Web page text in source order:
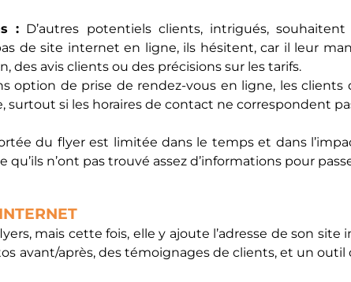
: D’autres potentiels clients, intrigués,
de site internet en ligne, ils hésitent, car il leur
des avis clients ou des précisions sur les tarifs.
option de prise de rendez-vous en ligne, les
surtout si les horaires de contact ne correspondent
du flyer est limitée dans le temps et dans
n’ont pas trouvé assez d’informations pour
mais cette fois, elle y ajoute l’adresse de son
avant/après, des témoignages de clients, et un